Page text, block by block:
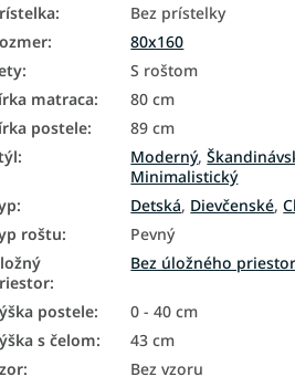
:
Bez prístelky
:
80x160
:
S roštom
matraca:
80 cm
postele:
89 cm
: Moderný,
Minimalistický
: Detská, Dievčenské,
roštu:
Pevný
:
Bez úložného
postele:
0 - 40 cm
s čelom:
43 cm
: Bez vzoru